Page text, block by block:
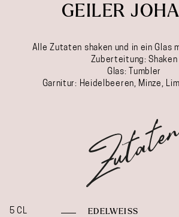
GEILER
Alle Zutaten shaken und in ein Glas
Zuberteitung: Shaken
Glas: Tumbler
Garnitur: Heidelbeeren, Minze,
5 CL EDELWEISS